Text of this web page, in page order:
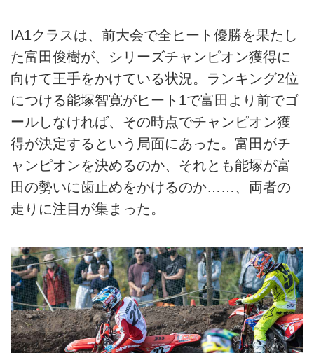
IA1クラスは、前大会で全ヒート優勝を果たし
た富田俊樹が、シリーズチャンピオン獲得に
向けて王手をかけている状況。ランキング2位
につける能塚智寛がヒート1で富田より前でゴ
ールしなければ、その時点でチャンピオン獲
得が決定するという局面にあった。富田がチ
ャンピオンを決めるのか、それとも能塚が富
田の勢いに歯止めをかけるのか……、両者の
走りに注目が集まった。